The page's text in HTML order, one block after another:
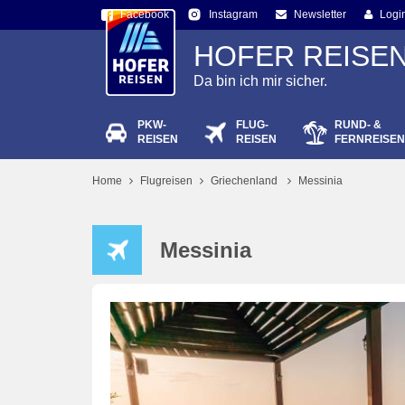
Facebook Instagram Newsletter
HOFER
Da bin ich mir sicher.
PKW-
REISEN
FLUG-
REISEN
RUND- &
FERNREISEN
Home Flugreisen Griechenland Messinia
Messinia